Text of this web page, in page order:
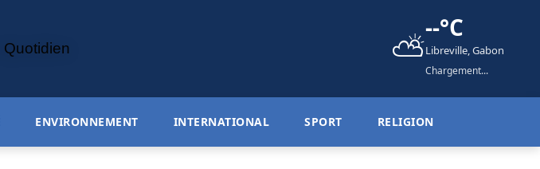
⛅--°C
Libreville, Gabon
Chargement...
ENVIRONNEMENT INTERNATIONAL SPORT RELIGION